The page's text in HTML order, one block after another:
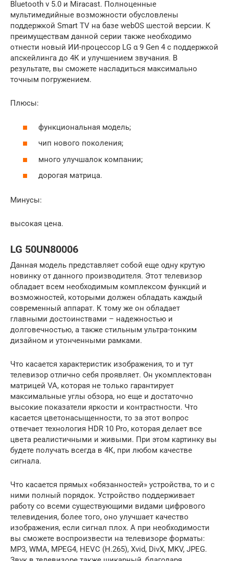
Bluetooth v 5.0 и Miracast. Полноценные
мультимедийные возможности обусловлены
поддержкой Smart TV на базе webOS шестой версии. К
преимуществам данной серии также необходимо
отнести новый ИИ-процессор LG α 9 Gen 4 с поддержкой
апскейлинга до 4К и улучшением звучания. В
результате, вы сможете насладиться максимально
точным погружением.
Плюсы:
функциональная модель;
чип нового поколения;
много улучшалок компании;
дорогая матрица.
Минусы:
высокая цена.
LG 50UN80006
Данная модель представляет собой еще одну крутую
новинку от данного производителя. Этот телевизор
обладает всем необходимым комплексом функций и
возможностей, которыми должен обладать каждый
современный аппарат. К тому же он обладает
главными достоинствами – надежностью и
долговечностью, а также стильным ультра-тонким
дизайном и утонченными рамками.
Что касается характеристик изображения, то и тут
телевизор отлично себя проявляет. Он укомплектован
матрицей VA, которая не только гарантирует
максимальные углы обзора, но еще и достаточно
высокие показатели яркости и контрастности. Что
касается цветонасыщенности, то за этот вопрос
отвечает технология HDR 10 Pro, которая делает все
цвета реалистичными и живыми. При этом картинку вы
будете получать всегда в 4К, при любом качестве
сигнала.
Что касается прямых «обязанностей» устройства, то и с
ними полный порядок. Устройство поддерживает
работу со всеми существующими видами цифрового
телевидения, более того, оно улучшает качество
изображения, если сигнал плох. А при необходимости
вы сможете воспроизвести на телевизоре форматы:
MP3, WMA, MPEG4, HEVC (H.265), Xvid, DivX, MKV, JPEG.